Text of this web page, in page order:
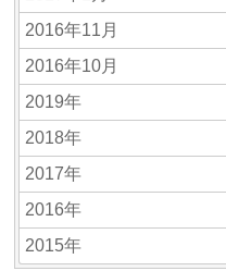
2016年11月
2016年10月
2019年
2018年
2017年
2016年
2015年